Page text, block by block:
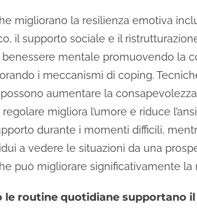
migliorano la resilienza emotiva
il supporto sociale e il
mentale promuovendo la
i meccanismi di coping.
aumentare la
regolare migliora l’umore e riduce
durante i momenti difficili,
a vedere le situazioni da una
può migliorare significativamente la
le routine quotidiane supportano